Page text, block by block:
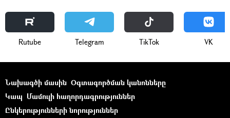
Rutube Telegram ТikТоk VK
Նախագծի մասին Օգտագործման կանոնները
Կապ Մամուլի հաղորդագրություններ
Ընկերությունների նորություններ